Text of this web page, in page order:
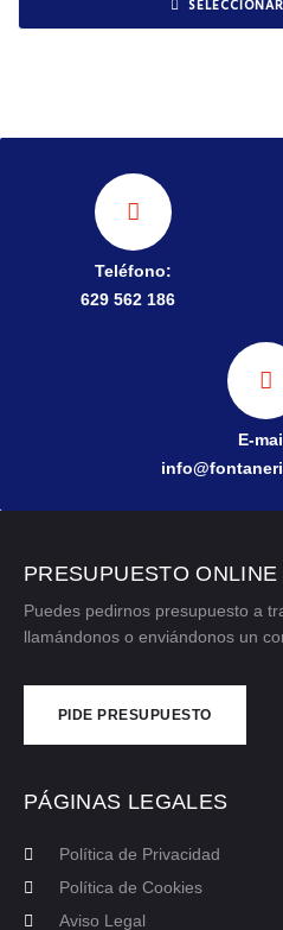
Teléfono:
629 562 186
E-
PRESUPUESTO ONLINE
Puedes pedirnos presupuesto a
llamándonos o enviándonos un
PIDE PRESUPUESTO
PÁGINAS LEGALES
Política de Privacidad
Política de Cookies
Aviso Legal